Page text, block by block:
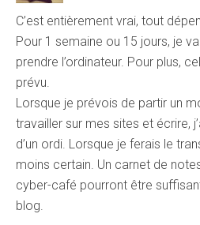
C’est entièrement vrai, tout
Pour 1 semaine ou 15 jours, je
prendre l’ordinateur. Pour plus,
prévu.
Lorsque je prévois de partir un
travailler sur mes sites et écrire,
d’un ordi. Lorsque je ferais le
moins certain. Un carnet de
cyber-café pourront être
blog.